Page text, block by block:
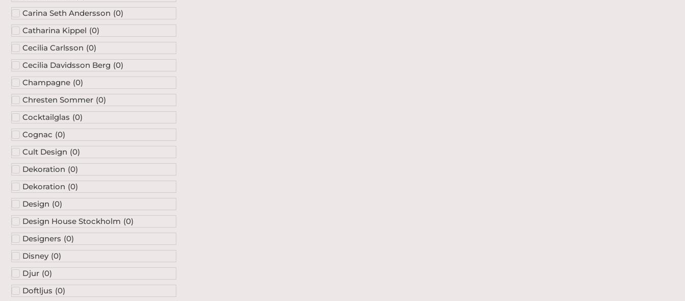
Carina Seth Andersson (0)
Catharina Kippel (0)
Cecilia Carlsson (0)
Cecilia Davidsson Berg (0)
Champagne (0)
Chresten Sommer (0)
Cocktailglas (0)
Cognac (0)
Cult Design (0)
Dekoration (0)
Dekoration (0)
Design (0)
Design House Stockholm (0)
Designers (0)
Disney (0)
Djur (0)
Doftljus (0)